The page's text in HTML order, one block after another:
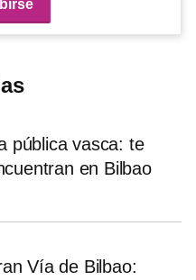
pública vasca: te
en Bilbao
Vía de Bilbao: